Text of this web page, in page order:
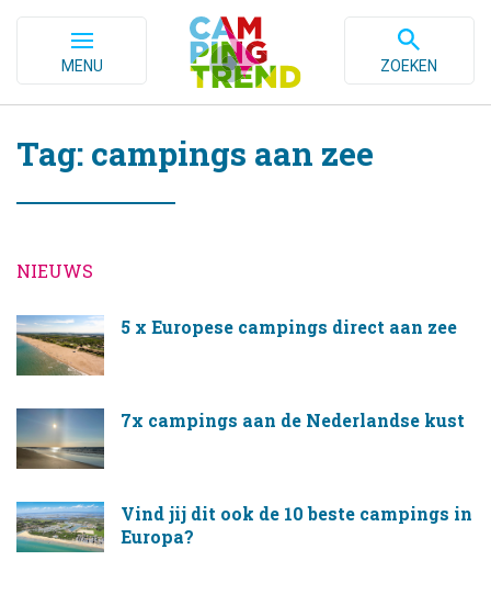
MENU ZOEKEN
Tag: campings aan zee
NIEUWS
5 x Europese campings direct aan zee
7x campings aan de Nederlandse kust
Vind jij dit ook de 10 beste campings in
Europa?